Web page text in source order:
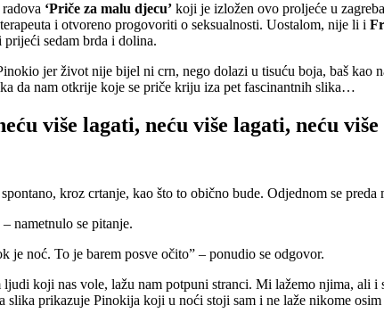
‘Priče za malu djecu’ koji je izložen ovo proljeće u
i otvoreno progovoriti o seksualnosti. Uostalom, nije li i
sedam brda i dolina.
jer život nije bijel ni crn, nego dolazi u tisuću boja, baš kao
da nam otkrije koje se priče kriju iza pet fascinantnih slika…
više lagati, neću više lagati, neću
kroz crtanje, kao što to obično bude. Odjednom se preda
nametnulo se pitanje.
je noć. To je barem posve očito” – ponudio se odgovor.
koji nas vole, lažu nam potpuni stranci. Mi lažemo njima, ali
slika prikazuje Pinokija koji u noći stoji sam i ne laže nikome